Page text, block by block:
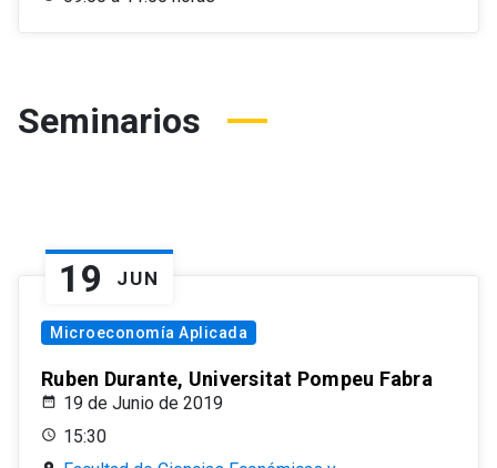
Seminarios
19 JUN
Microeconomía Aplicada
Ruben Durante, Universitat Pompeu Fabra
19 de Junio de 2019
15:30